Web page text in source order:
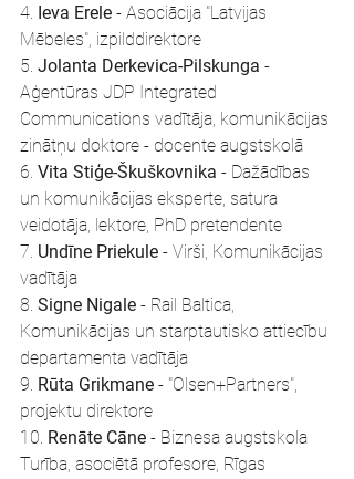
4. Ieva Erele - Asociācija "Latvijas
Mēbeles", izpilddirektore
5. Jolanta Derkevica-Pilskunga -
Aģentūras JDP Integrated
Communications vadītāja, komunikācijas
zinātņu doktore - docente augstskolā
6. Vita Stiģe-Škuškovnika - Dažādības
un komunikācijas eksperte, satura
veidotāja, lektore, PhD pretendente
7. Undīne Priekule - Virši, Komunikācijas
vadītāja
8. Signe Nigale - Rail Baltica,
Komunikācijas un starptautisko attiecību
departamenta vadītāja
9. Rūta Grikmane - "Olsen+Partners",
projektu direktore
10. Renāte Cāne - Biznesa augstskola
Turība, asociētā profesore, Rīgas